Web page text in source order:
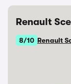
Renault
8/10 Renault